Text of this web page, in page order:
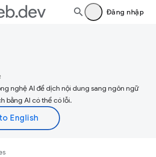
Đăng nhập
nghệ AI để dịch nội dung sang ngôn ngữ
bằng AI có thể có lỗi.